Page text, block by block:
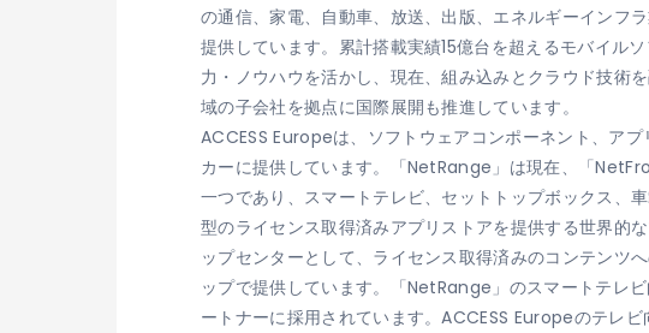
の通信、家電、自動車、放送、出版、エネルギーインフ
提供しています。累計搭載実績15億台を超えるモバイル
力・ノウハウを活かし、現在、組み込みとクラウド技術
域の子会社を拠点に国際展開も推進しています。
ACCESS Europeは、ソフトウェアコンポーネント、ア
カーに提供しています。「NetRange」は現在、「
一つであり、スマートテレビ、セットトップボックス、
型のライセンス取得済みアプリストアを提供する世界的
ップセンターとして、ライセンス取得済みのコンテンツ
ップで提供しています。「NetRange」のスマートテレ
ートナーに採用されています。ACCESS Europeのテレ